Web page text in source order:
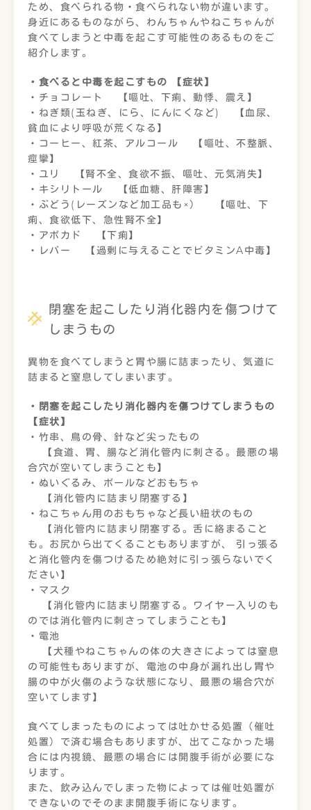
ため、食べられる物・食べられない物が違います。
身近にあるものながら、わんちゃんやねこちゃんが
食べてしまうと中毒を起こす可能性のあるものをご
紹介します。
・食べると中毒を起こすもの 【症状】
・チョコレート 【嘔吐、下痢、動悸、震え】
・ねぎ類(玉ねぎ、にら、にんにくなど) 【血尿、
貧血により呼吸が荒くなる】
・コーヒー、紅茶、アルコール 【嘔吐、不整脈、
痙攣】
・ユリ 【腎不全、食欲不振、嘔吐、元気消失】
・キシリトール 【低血糖、肝障害】
・ぶどう(レーズンなど加工品も×） 【嘔吐、下
痢、食欲低下、急性腎不全】
・アボカド 【下痢】
・レバー 【過剰に与えることでビタミンA中毒】
閉塞を起こしたり消化器内を傷つけて
しまうもの
異物を食べてしまうと胃や腸に詰まったり、気道に
詰まると窒息してしまいます。
・閉塞を起こしたり消化器内を傷つけてしまうもの
【症状】
・竹串、鳥の骨、針など尖ったもの
【食道、胃、腸など消化管内に刺さる。最悪の場
合穴が空いてしまうことも】
・ぬいぐるみ、ボールなどおもちゃ
【消化管内に詰まり閉塞する】
・ねこちゃん用のおもちゃなど長い紐状のもの
【消化管内に詰まり閉塞する。舌に絡まること
も。お尻から出てくることもありますが、 引っ張る
と消化管内を傷つけるため絶対に引っ張らないでく
ださい】
・マスク
【消化管内に詰まり閉塞する。ワイヤー入りのも
のでは消化管内に刺さってしまうことも】
・電池
【犬種やねこちゃんの体の大きさによっては窒息
の可能性もありますが、電池の中身が漏れ出し胃や
腸の中が火傷のような状態になり、最悪の場合穴が
空いてします】
食べてしまったものによっては吐かせる処置（催吐
処置）で済む場合もありますが、出てこなかった場
合には内視鏡、最悪の場合には開腹手術が必要にな
ります。
また、飲み込んでしまった物によっては催吐処置が
できないのでそのまま開腹手術になります。